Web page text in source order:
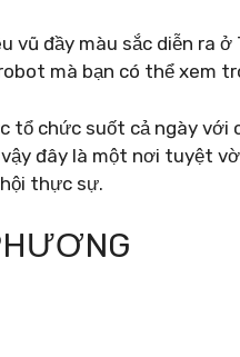
vũ đầy màu sắc diễn ra
mà bạn có thể xem
tổ chức suốt cả ngày
đây là một nơi tuyệt
thực sự.